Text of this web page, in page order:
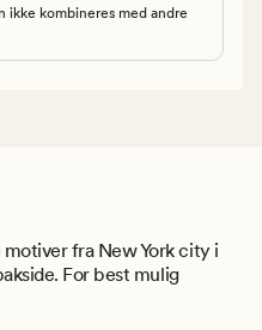
ikke kombineres med andre
fra New York city i
For best mulig